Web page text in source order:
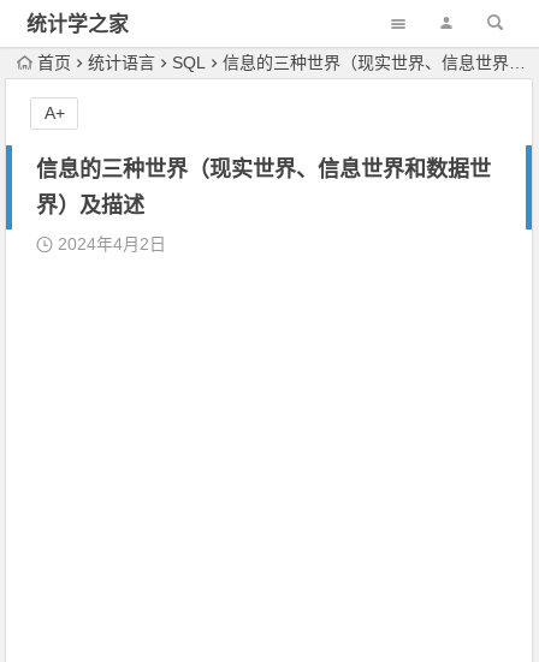
统计学之家
首页 统计语言 SQL 信息的三种世界（现实世界、信息世界和数据世界）及描述
信息的三种世界（现实世界、信息世界和数据世
界）及描述
2024年4月2日
A+